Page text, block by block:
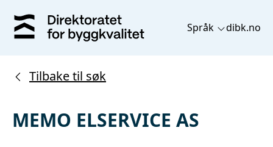
Språk dibk.no
Tilbake til søk
MEMO ELSERVICE AS